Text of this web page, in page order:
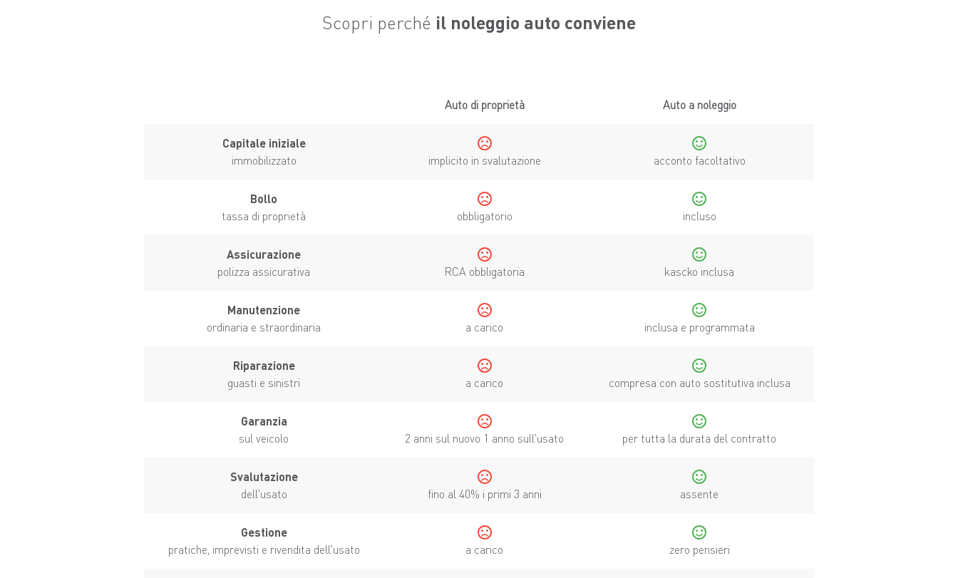
Scopri perché il noleggio auto conviene
Auto di proprietà Auto a noleggio
Capitale iniziale
immobilizzato
sentiment_dissatisfied
implicito in svalutazione
sentiment_satisfied
acconto facoltativo
Bollo
tassa di proprietà
sentiment_dissatisfied
obbligatorio
sentiment_satisfied
incluso
Assicurazione
polizza assicurativa
sentiment_dissatisfied
RCA obbligatoria
sentiment_satisfied
kascko inclusa
Manutenzione
ordinaria e straordinaria
sentiment_dissatisfied
a carico
sentiment_satisfied
inclusa e programmata
Riparazione
guasti e sinistri
sentiment_dissatisfied
a carico
sentiment_satisfied
compresa con auto sostitutiva inclusa
Garanzia
sul veicolo
sentiment_dissatisfied
2 anni sul nuovo 1 anno sull'usato
sentiment_satisfied
per tutta la durata del contratto
Svalutazione
dell'usato
sentiment_dissatisfied
fino al 40% i primi 3 anni
sentiment_satisfied
assente
Gestione
pratiche, imprevisti e rivendita dell'usato
sentiment_dissatisfied
a carico
sentiment_satisfied
zero pensieri